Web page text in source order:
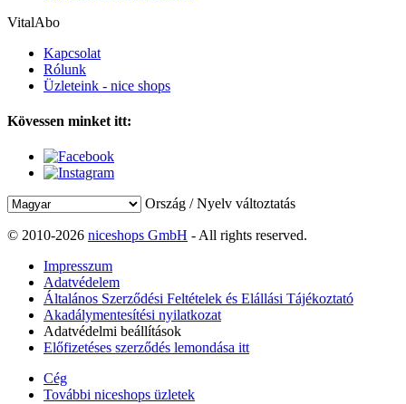
VitalAbo
Kapcsolat
Rólunk
Üzleteink - nice shops
Kövessen minket itt:
Ország / Nyelv változtatás
© 2010-2026 niceshops GmbH - All rights reserved.
Impresszum
Adatvédelem
Általános Szerződési Feltételek és Elállási Tájékoztató
Akadálymentesítési nyilatkozat
Adatvédelmi beállítások
Előfizetéses szerződés lemondása itt
Cég
További niceshops üzletek